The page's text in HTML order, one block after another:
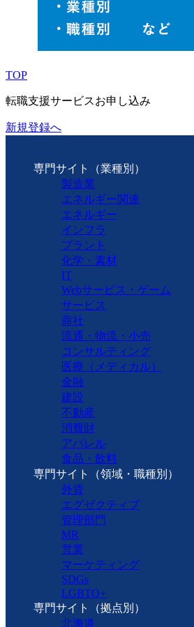
TOP
転職支援サービスお申し込み
新規登録へ
専門サイト（業種別）
製造業
エネルギー関連
エネルギー
インフラ
プラント
化学・素材
IT
Webサービス・ゲーム
サービス
商社
流通・物流・小売
コンサルティング
医療（メディカル）
金融
建設
不動産
消費財
アパレル
食品・飲料
専門サイト（領域・職種別）
外資
エグゼクティブ
管理部門
MR
営業
マーケティング
SDGs
LGBTQ+
専門サイト（拠点別）
北海道